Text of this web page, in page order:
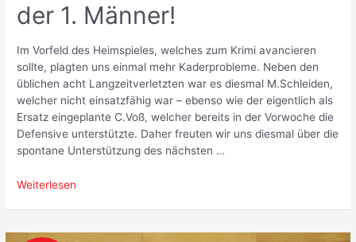
der 1. Männer!
Im Vorfeld des Heimspieles, welches zum Krimi avancieren
sollte, plagten uns einmal mehr Kaderprobleme. Neben den
üblichen acht Langzeitverletzten war es diesmal M.Schleiden,
welcher nicht einsatzfähig war – ebenso wie der eigentlich als
Ersatz eingeplante C.Voß, welcher bereits in der Vorwoche die
Defensive unterstützte. Daher freuten wir uns diesmal über die
spontane Unterstützung des nächsten …
Gelungener
1.
Weiterlesen